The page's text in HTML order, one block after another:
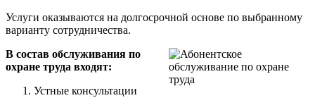
Услуги оказываются на долгосрочной основе по выбранному
варианту сотрудничества.
В состав обслуживания по
охране труда входят:
Устные консультации